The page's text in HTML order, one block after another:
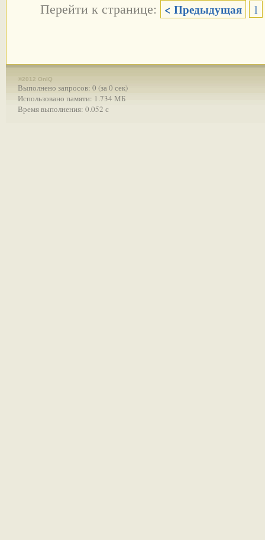
Перейти к странице: < Предыдущая 1
©2012 OnIQ
Выполнено запросов: 0 (за 0 сек)
Использовано памяти: 1.734 МБ
Время выполнения: 0.052 с